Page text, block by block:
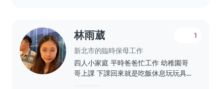
林雨葳
新北市的臨時保母工作
1
四人小家庭 平時爸爸忙工作 幼稚園哥
哥上課 下課回來就是吃飯休息玩玩具